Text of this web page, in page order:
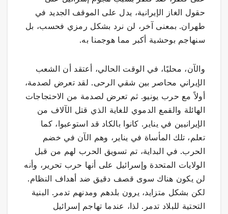
حقول الغاز الإيرانية، يدل على الموقف الجديد في
طهران. بمعنى آخر، لن نرد بشكل رمزي فحسب، بل
سنهاجم بوحشية أكبر مما هوجمنا به.
والآن، محليًا، في الوقت الحالي، أعتقد أن الشعب
الإيراني محاصر بين شقي الرحى. لقد تعرض لصدمة،
أولاً مع حرب يونيو. ثم تعرض لصدمة من الاحتجاجات
الهائلة والقمع الدموي للغاية الذي قتل الآلاف من
الإيرانيين في يناير. كانوا بالكاد قد استوعبوا، كما
تعلم، تلك المأساة في يناير، وهم الآن في خضم
الحرب. في البداية، تم تسويق الحرب لهم من قبل
الولايات المتحدة وإسرائيل على أنها حرب تحرير، وأنه
لن يكون هناك سوى قصف دقيق ضد أهداف النظام.
لكن بشكل متزايد، يرون بلدهم ومدنهم تدمر. البنية
التحتية للبلاد تدمر. لذا، عندما تهاجم إسرائيل